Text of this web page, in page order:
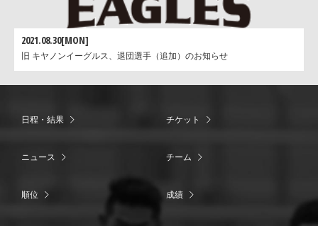
2021.08.30[MON]
旧 キヤノンイーグルス、退団選手（追加）のお知らせ
日程・結果 チケット
ニュース チーム
順位 成績